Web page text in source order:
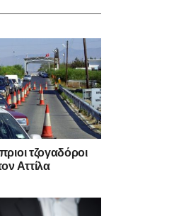
τζογαδόροι
Αττίλα